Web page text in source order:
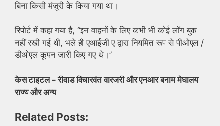
बिना किसी मंजूरी के किया गया था।
रिपोर्ट में कहा गया है, “इन वाहनों के लिए कभी भी कोई लॉग बुक
नहीं रखी गई थी, भले ही एआईजी ए द्वारा नियमित रूप से पीओएल /
डीओएल कूपन जारी किए गए थे।”
केस टाइटल – रीवाड विचारवंत वारजरी और एनआर बनाम मेघालय
राज्य और अन्य
Related Posts: